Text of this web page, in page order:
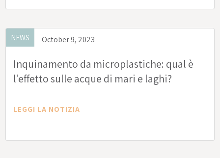
NEWS October 9, 2023
Inquinamento da microplastiche: qual è
l’effetto sulle acque di mari e laghi?
LEGGI LA NOTIZIA